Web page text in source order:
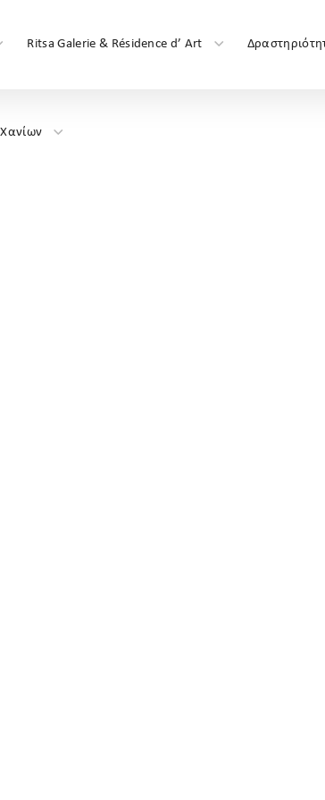
Ritsa Galerie & Résidence d’ Art